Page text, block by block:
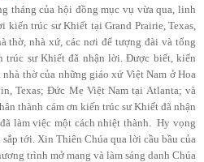
tháng của hội đồng mục vụ vừa qua, linh
kiến trúc sư Khiết tại Grand Prairie, Texas,
thờ, nhà xứ, các nơi để tượng đài và tổng
sư Khiết đã nhận lời. Được biết, kiến
thờ của những giáo xứ Việt Nam ở Hoa
Texas; Đức Mẹ Việt Nam tại Atlanta; và
thành cám ơn kiến trúc sư Khiết đã nhận
làm việc một cách nhiệt thành. Hy vọng
tới. Xin Thiên Chúa qua lời cầu bầu của
trình mở mang và làm sáng danh Chúa